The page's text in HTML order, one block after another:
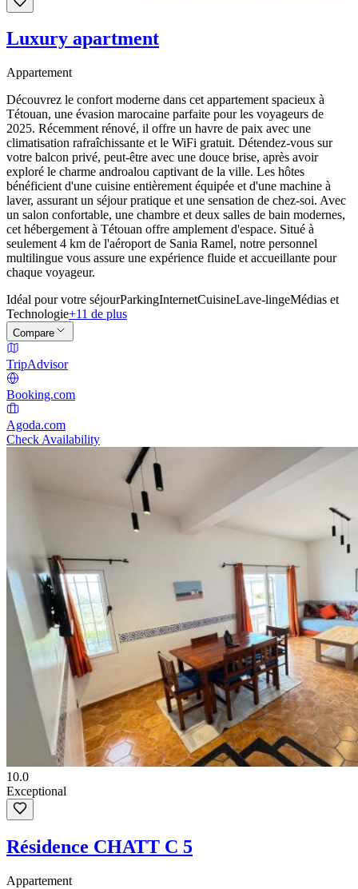
Luxury apartment
Appartement
Découvrez le confort moderne dans cet appartement spacieux à
Tétouan, une évasion marocaine parfaite pour les voyageurs de
2025. Récemment rénové, il offre un havre de paix avec une
climatisation rafraîchissante et le WiFi gratuit. Détendez-vous sur
votre balcon privé, peut-être avec une douce brise, après avoir
exploré le charme androalou captivant de la ville. Les hôtes
bénéficient d'une cuisine entièrement équipée et d'une machine à
laver, assurant un séjour pratique et une sensation de chez-soi. Avec
un salon confortable, une chambre et deux salles de bain modernes,
cet hébergement à Tétouan offre amplement d'espace. Situé à
seulement 4 km de l'aéroport de Sania Ramel, notre personnel
multilingue vous assure une expérience fluide et accueillante pour
chaque voyageur.
Idéal pour votre séjourParkingInternetCuisineLave-lingeMédias et
Technologie+11 de plus
Compare
TripAdvisor
Booking.com
Agoda.com
Check Availability
10.0
Exceptional
Résidence CHATT C 5
Appartement